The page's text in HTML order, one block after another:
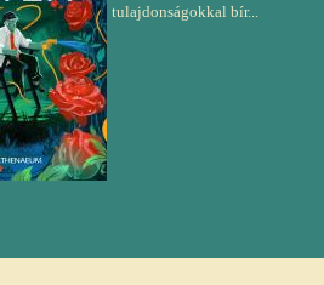
tulajdonságokkal bír...